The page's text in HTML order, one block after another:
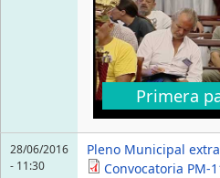
Primera
28/06/2016
- 11:30
Pleno Municipal
Convocatoria PM-